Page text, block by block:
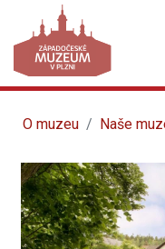
O muzeu Naše